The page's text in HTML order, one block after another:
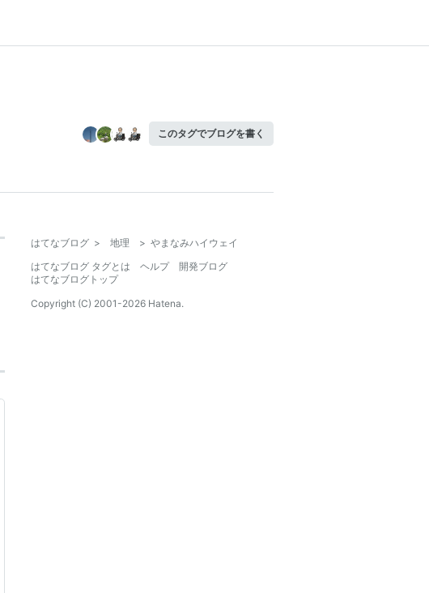
このタグでブログを書く
はてなブログ > 地理 > やまなみハイウェイ
はてなブログ タグとは
ヘルプ
開発ブログ
はてなブログトップ
Copyright (C) 2001-2026 Hatena.